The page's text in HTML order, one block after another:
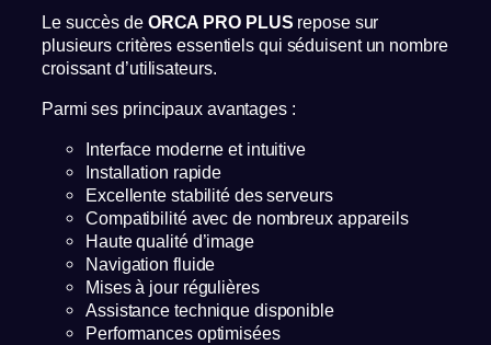
Le succès de ORCA PRO PLUS repose sur
plusieurs critères essentiels qui séduisent un nombre
croissant d’utilisateurs.
Parmi ses principaux avantages :
Interface moderne et intuitive
Installation rapide
Excellente stabilité des serveurs
Compatibilité avec de nombreux appareils
Haute qualité d’image
Navigation fluide
Mises à jour régulières
Assistance technique disponible
Performances optimisées